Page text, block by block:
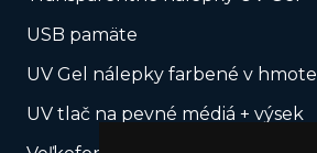
USB pamäte
UV Gel nálepky farbené v hmote
UV tlač na pevné médiá + výsek